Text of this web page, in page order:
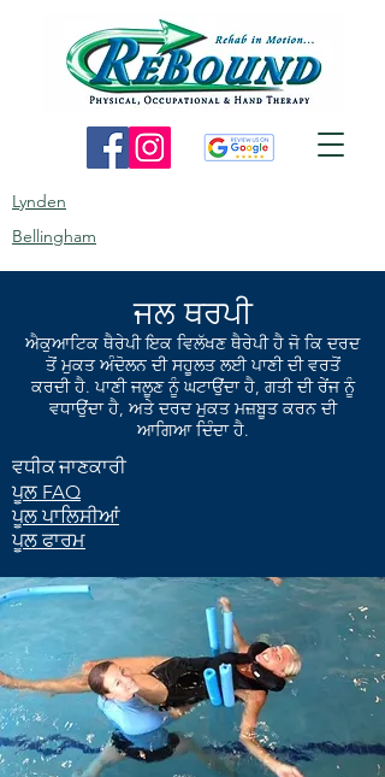
Bellingham
Lynden
ਜਲ ਥਰਪੀ
ਐਕੁਆਟਿਕ ਥੈਰੇਪੀ ਇਕ ਵਿਲੱਖਣ ਥੈਰੇਪੀ ਹੈ ਜੋ ਕਿ ਦਰਦ
ਤੋਂ ਮੁਕਤ ਅੰਦੋਲਨ ਦੀ ਸਹੂਲਤ ਲਈ ਪਾਣੀ ਦੀ ਵਰਤੋਂ
ਕਰਦੀ ਹੈ. ਪਾਣੀ ਜਲੂਣ ਨੂੰ ਘਟਾਉਂਦਾ ਹੈ, ਗਤੀ ਦੀ ਰੇਂਜ ਨੂੰ
ਵਧਾਉਂਦਾ ਹੈ, ਅਤੇ ਦਰਦ ਮੁਕਤ ਮਜ਼ਬੂਤ ਕਰਨ ਦੀ
ਆਗਿਆ ਦਿੰਦਾ ਹੈ.
ਵਧੀਕ ਜਾਣਕਾਰੀ
ਪੂਲ FAQ
ਪੂਲ ਪਾਲਿਸੀਆਂ
ਪੂਲ ਫਾਰਮ